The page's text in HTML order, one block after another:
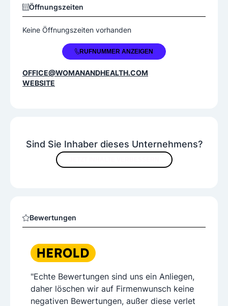
Sind Sie Inhaber dieses Unternehmens?
Bewertungen
"Echte Bewertungen sind uns ein Anliegen,
daher löschen wir auf Firmenwunsch keine
negativen Bewertungen, außer diese verlet
Öffnungszeiten
Keine Öffnungszeiten vorhanden
+43 1 8904459RUFNUMMER ANZEIGEN
OFFICE@WOMANANDHEALTH.COM
WEBSITE